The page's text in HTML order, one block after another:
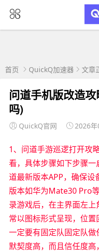
首页 QuickQ加速器 文章
问道手机版改造
吗)
QuickQ官网 2026
1、问道手游巡逻打开攻
看，具体步骤如下步骤
道最新版本APP，确保
版本如华为Mate30 Pro
录游戏后，在主界面左
常以图标形式呈现，位
一定要有固定队固定队
默契度高，而且信任度